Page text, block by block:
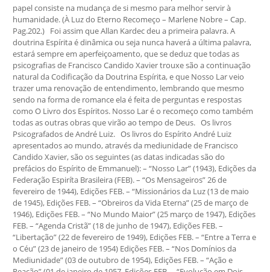
papel consiste na mudança de si mesmo para melhor servir à
humanidade. (À Luz do Eterno Recomeço – Marlene Nobre – Cap.
Pag.202.) Foi assim que Allan Kardec deu a primeira palavra. A
doutrina Espírita é dinâmica ou seja nunca haverá a última palavra,
estará sempre em aperfeiçoamento, que se deduz que todas as
psicografias de Francisco Candido Xavier trouxe são a continuação
natural da Codificação da Doutrina Espírita, e que Nosso Lar veio
trazer uma renovação de entendimento, lembrando que mesmo
sendo na forma de romance ela é feita de perguntas e respostas
como O Livro dos Espíritos. Nosso Lar é o recomeço como também
todas as outras obras que virão ao tempo de Deus. Os livros
Psicografados de André Luiz. Os livros do Espírito André Luiz
apresentados ao mundo, através da mediunidade de Francisco
Candido Xavier, são os seguintes (as datas indicadas são do
prefácios do Espírito de Emmanuel): – “Nosso Lar” (1943), Edições da
Federação Espiríta Brasileira (FEB). – “Os Mensageiros” 26 de
fevereiro de 1944), Edições FEB. – “Missionários da Luz (13 de maio
de 1945), Edições FEB. – “Obreiros da Vida Eterna” (25 de março de
1946), Edições FEB. – “No Mundo Maior” (25 março de 1947), Edições
FEB. – “Agenda Cristã” (18 de junho de 1947), Edições FEB. –
“Libertação” (22 de fevereiro de 1949), Edições FEB. – “Entre a Terra e
o Céu” (23 de janeiro de 1954) Edições FEB. – “Nos Domínios da
Mediunidade” (03 de outubro de 1954), Edições FEB. – “Ação e